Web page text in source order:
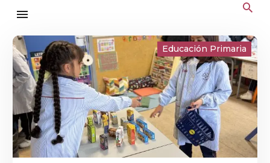
Educación Primaria